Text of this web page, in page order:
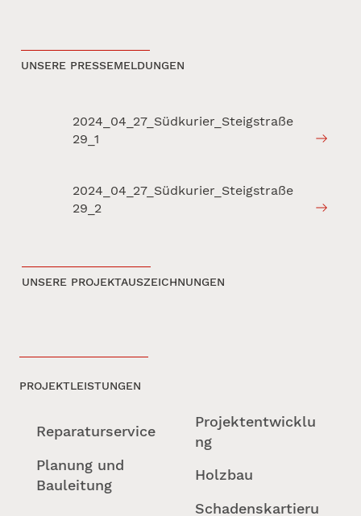
UNSERE PRESSEMELDUNGEN
2024_04_27_Südkurier_Steigstraße
29_1
2024_04_27_Südkurier_Steigstraße
29_2
UNSERE PROJEKTAUSZEICHNUNGEN
Reparaturservice
Projektentwicklu
ng
Planung und
Bauleitung
Holzbau
Schadenskartieru
PROJEKTLEISTUNGEN